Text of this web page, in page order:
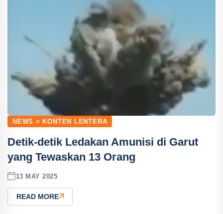
NEWS > KONTEN LENTERA
Detik-detik Ledakan Amunisi di Garut
yang Tewaskan 13 Orang
13 MAY 2025
READ MORE